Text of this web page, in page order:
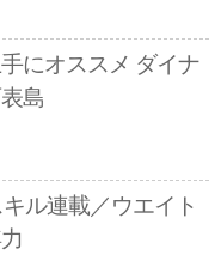
にオススメ ダイナ
島
ル連載／ウエイト